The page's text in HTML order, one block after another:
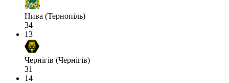
Нива (Тернопіль)
34
13
Чернігів (Чернігів)
31
14